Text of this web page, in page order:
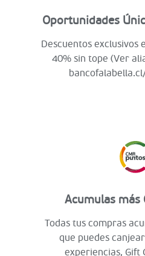
Oportunidades
Descuentos exclusivos
40% sin tope (Ver
Acumulas más
Todas tus compras
que puedes
experiencias, Gift